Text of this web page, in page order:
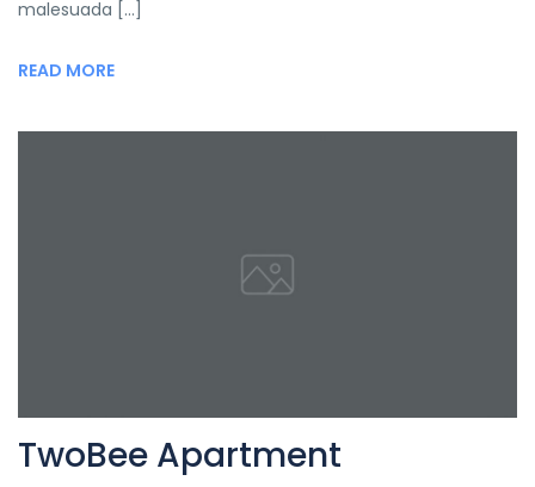
malesuada […]
READ MORE
TwoBee Apartment